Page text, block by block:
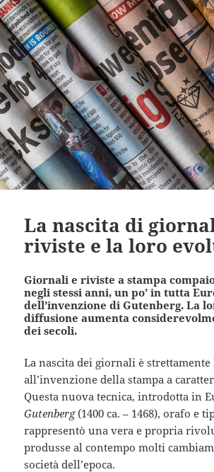
La nascita di
riviste e la loro
Giornali e riviste a stampa
negli stessi anni, un po’ in tutta
dell’invenzione di Gutenberg. La
diffusione aumenta
dei secoli.
La nascita dei giornali è strettamente
all’invenzione della stampa a
Questa nuova tecnica, introdotta in
Gutenberg(1400 ca. – 1468), orafo e
rappresentò una vera e propria
produsse al contempo molti
società dell’epoca.